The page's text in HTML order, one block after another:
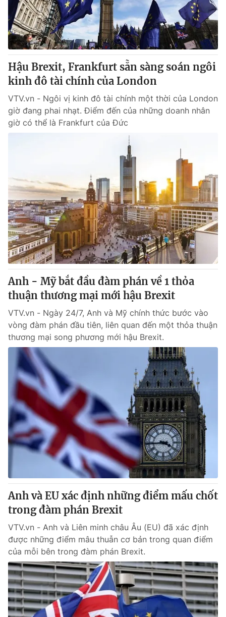
Hậu Brexit, Frankfurt sẵn sàng soán ngôi
kinh đô tài chính của London
VTV.vn - Ngôi vị kinh đô tài chính một thời của London
giờ đang phai nhạt. Điểm đến của những doanh nhân
giờ có thể là Frankfurt của Đức
Anh - Mỹ bắt đầu đàm phán về 1 thỏa
thuận thương mại mới hậu Brexit
VTV.vn - Ngày 24/7, Anh và Mỹ chính thức bước vào
vòng đàm phán đầu tiên, liên quan đến một thỏa thuận
thương mại song phương mới hậu Brexit.
Anh và EU xác định những điểm mấu chốt
trong đàm phán Brexit
VTV.vn - Anh và Liên minh châu Âu (EU) đã xác định
được những điểm mâu thuẫn cơ bản trong quan điểm
của mỗi bên trong đàm phán Brexit.